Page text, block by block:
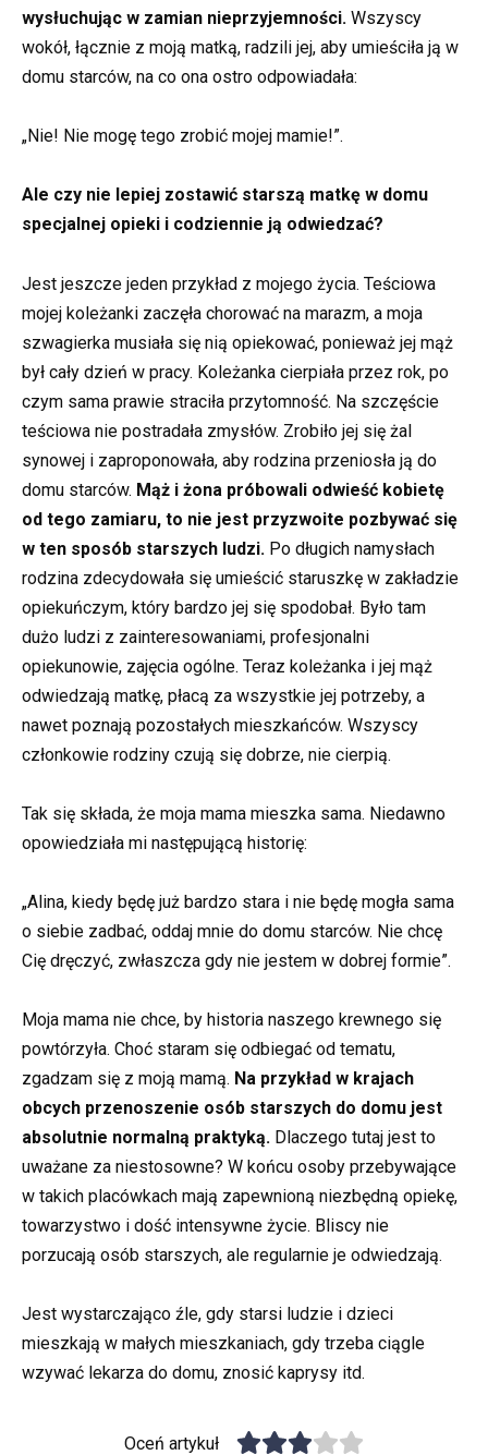
wysłuchując w zamian nieprzyjemności. Wszyscy
wokół, łącznie z moją matką, radzili jej, aby umieściła ją w
domu starców, na co ona ostro odpowiadała:
„Nie! Nie mogę tego zrobić mojej mamie!”.
Ale czy nie lepiej zostawić starszą matkę w domu
specjalnej opieki i codziennie ją odwiedzać?
Jest jeszcze jeden przykład z mojego życia. Teściowa
mojej koleżanki zaczęła chorować na marazm, a moja
szwagierka musiała się nią opiekować, ponieważ jej mąż
był cały dzień w pracy. Koleżanka cierpiała przez rok, po
czym sama prawie straciła przytomność. Na szczęście
teściowa nie postradała zmysłów. Zrobiło jej się żal
synowej i zaproponowała, aby rodzina przeniosła ją do
domu starców. Mąż i żona próbowali odwieść kobietę
od tego zamiaru, to nie jest przyzwoite pozbywać się
w ten sposób starszych ludzi. Po długich namysłach
rodzina zdecydowała się umieścić staruszkę w zakładzie
opiekuńczym, który bardzo jej się spodobał. Było tam
dużo ludzi z zainteresowaniami, profesjonalni
opiekunowie, zajęcia ogólne. Teraz koleżanka i jej mąż
odwiedzają matkę, płacą za wszystkie jej potrzeby, a
nawet poznają pozostałych mieszkańców. Wszyscy
członkowie rodziny czują się dobrze, nie cierpią.
Tak się składa, że moja mama mieszka sama. Niedawno
opowiedziała mi następującą historię:
„Alina, kiedy będę już bardzo stara i nie będę mogła sama
o siebie zadbać, oddaj mnie do domu starców. Nie chcę
Cię dręczyć, zwłaszcza gdy nie jestem w dobrej formie”.
Moja mama nie chce, by historia naszego krewnego się
powtórzyła. Choć staram się odbiegać od tematu,
zgadzam się z moją mamą. Na przykład w krajach
obcych przenoszenie osób starszych do domu jest
absolutnie normalną praktyką. Dlaczego tutaj jest to
uważane za niestosowne? W końcu osoby przebywające
w takich placówkach mają zapewnioną niezbędną opiekę,
towarzystwo i dość intensywne życie. Bliscy nie
porzucają osób starszych, ale regularnie je odwiedzają.
Jest wystarczająco źle, gdy starsi ludzie i dzieci
mieszkają w małych mieszkaniach, gdy trzeba ciągle
wzywać lekarza do domu, znosić kaprysy itd.
Oceń artykuł